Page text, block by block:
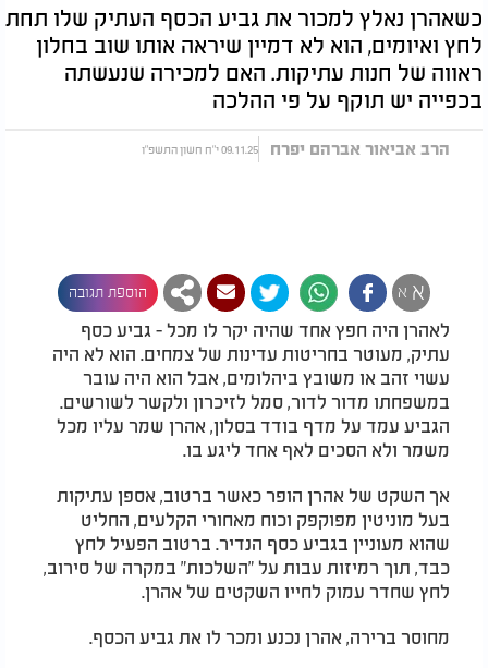
כשאהרן נאלץ למכור את גביע הכסף העתיק שלו תחת
לחץ ואיומים, הוא לא דמיין שיראה אותו שוב בחלון
ראווה של חנות עתיקות. האם למכירה שנעשתה
בכפייה יש תוקף על פי ההלכה
הרב אביאור אברהם יפרח 09.11.25 י"ח חשון התשפ"ו
א א הוספת תגובה
לאהרן היה חפץ אחד שהיה יקר לו מכל - גביע כסף
עתיק, מעוטר בחריטות עדינות של צמחים. הוא לא היה
עשוי זהב או משובץ ביהלומים, אבל הוא היה עובר
במשפחתו מדור לדור, סמל לזיכרון ולקשר לשורשים.
הגביע עמד על מדף בודד בסלון, אהרן שמר עליו מכל
משמר ולא הסכים לאף אחד ליגע בו.
אך השקט של אהרן הופר כאשר ברטוב, אספן עתיקות
בעל מוניטין מפוקפק וכוח מאחורי הקלעים, החליט
שהוא מעוניין בגביע כסף הנדיר. ברטוב הפעיל לחץ
כבד, תוך רמיזות עבות על "השלכות" במקרה של סירוב,
לחץ שחדר עמוק לחייו השקטים של אהרן.
מחוסר ברירה, אהרן נכנע ומכר לו את גביע הכסף.